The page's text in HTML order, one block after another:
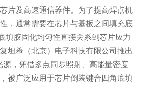
片及高速通信器件。为了提高焊点机
，通常需要在芯片与基板之间填充底
填胶固化均匀性直接关系到芯片应力
坦希（北京）电子科技有限公司推出
源 ，凭借多点同步照射、高能量密度
被广泛应用于芯片倒装键合四角底填